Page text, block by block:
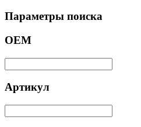
Параметры поиска
ОЕМ
Артикул